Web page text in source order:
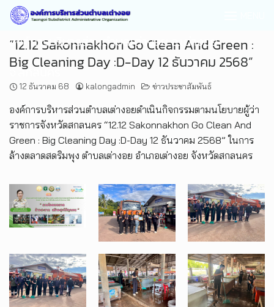
องค์การบริหารส่วนตำบลเต่างอย อ.เต่างอย
จ.สกลนคร
“12.12 Sakonnakhon Go Clean And Green :
Big Cleaning Day :D-Day 12 ธันวาคม 2568”
12 ธันวาคม 68 kalongadmin ข่าวประชาสัมพันธ์
องค์การบริหารส่วนตำบลเต่างอยดำเนินกิจกรรมตามนโยบายผู้ว่า
ราชการจังหวัดสกลนคร “12.12 Sakonnakhon Go Clean And
Green : Big Cleaning Day :D-Day 12 ธันวาคม 2568” ในการ
ล้างตลาดสดริมพุง ตำบลเต่างอย อำเภอเต่างอย จังหวัดสกลนคร